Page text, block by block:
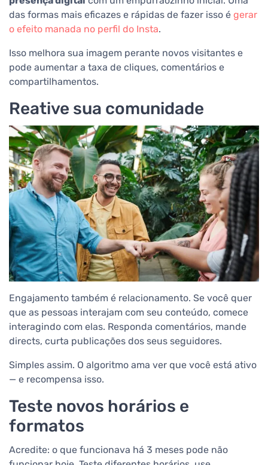
das formas mais eficazes e rápidas de fazer isso é gerar
o efeito manada no perfil do Insta.
Isso melhora sua imagem perante novos visitantes e
pode aumentar a taxa de cliques, comentários e
compartilhamentos.
Reative sua comunidade
Engajamento também é relacionamento. Se você quer
que as pessoas interajam com seu conteúdo, comece
interagindo com elas. Responda comentários, mande
directs, curta publicações dos seus seguidores.
Simples assim. O algoritmo ama ver que você está ativo
— e recompensa isso.
Teste novos horários e
formatos
Acredite: o que funcionava há 3 meses pode não